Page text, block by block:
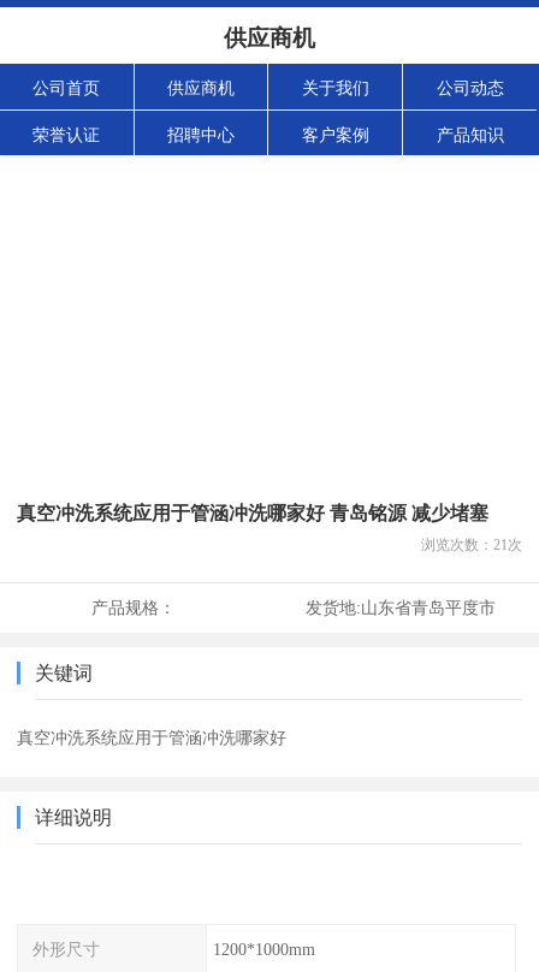
供应商机
公司首页 供应商机 关于我们 公司动态
荣誉认证 招聘中心 客户案例 产品知识
真空冲洗系统应用于管涵冲洗哪家好 青岛铭源 减少堵塞
浏览次数： 21次
产品规格： 发货地:山东省青岛平度市
关键词
真空冲洗系统应用于管涵冲洗哪家好
详细说明
外形尺寸 1200*1000mm